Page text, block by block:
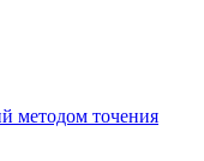
методом точения